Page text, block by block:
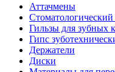
Аттачмены
Стоматологический
Гильзы для зубных
Гипс
Держатели
Диски